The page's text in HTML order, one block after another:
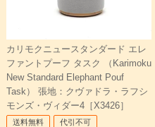
カリモクニュースタンダード エレ
ファントプーフ タスク （Karimoku
New Standard Elephant Pouf
Task） 張地：クヴァドラ・ラフシ
モンズ・ヴィダー4［X3426］
送料無料 代引不可